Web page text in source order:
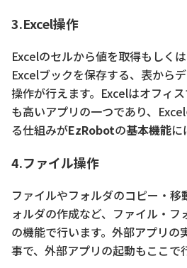
3.Excel操作
Excelのセルから値を取得もしく
Excelブックを保存する、表から
操作が行えます。Excelはオフィ
も高いアプリの一つであり、
る仕組みがEzRobotの基本機能に
4.ファイル操作
ファイルやフォルダのコピー・移
ォルダの作成など、ファイル・フ
の機能で行います。外部アプリの
事で、外部アプリの起動もここで